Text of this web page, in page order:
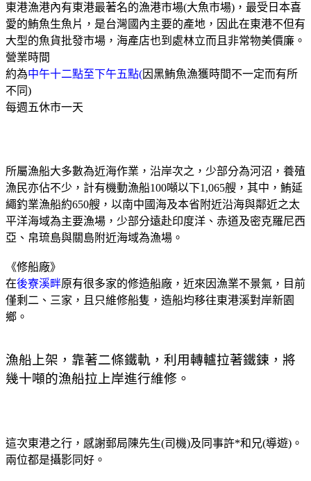
東港漁港內有東港最著名的漁港市場(大魚市場) ，最受日本喜
愛的鮪魚生魚片，是台灣國內主要的產地，因此在東港不但有
大型的魚貨批發市場，海產店也到處林立而且非常物美價廉。
營業時間
約為中午十二點至下午五點(因黑鮪魚漁獲時間不一定而有所
不同)
每週五休市一天
所屬漁船大多數為近海作業，沿岸次之，少部分為河沼，養殖
漁民亦佔不少，計有機動漁船100噸以下1,065艘，其中，鮪延
繩釣業漁船約650艘，以南中國海及本省附近沿海與鄰近之太
平洋海域為主要漁場，少部分遠赴印度洋、赤道及密克羅尼西
亞、帛琉島與關島附近海域為漁場。
《修船廠》
在後寮溪畔原有很多家的修造船廠，近來因漁業不景氣，目前
僅剩二、三家，且只維修船隻，造船均移往東港溪對岸新園
鄉。
漁船上架，靠著二條鐵軌，利用轉轤拉著鐵鍊，將
幾十噸的漁船拉上岸進行維修。
這次東港之行，感謝郵局陳先生(司機)及同事許*和兄(導遊) 。
兩位都是攝影同好。